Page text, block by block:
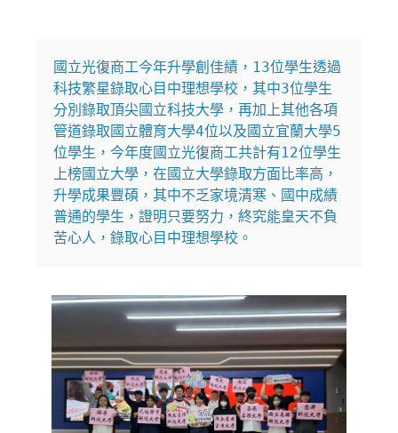
國立光復商工今年升學創佳績，13位學生透過
科技繁星錄取心目中理想學校，其中3位學生
分別錄取頂尖國立科技大學，再加上其他各項
管道錄取國立體育大學4位以及國立宜蘭大學5
位學生，今年度國立光復商工共計有12位學生
上榜國立大學，在國立大學錄取方面比率高，
升學成果豐碩，其中不乏家境清寒、國中成績
普通的學生，證明只要努力，終究能皇天不負
苦心人，錄取心目中理想學校。